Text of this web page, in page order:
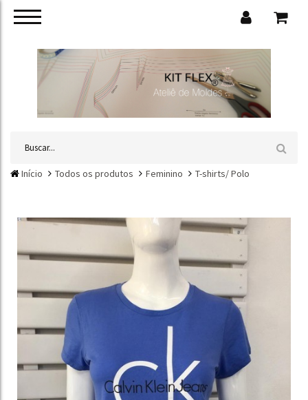
Início Todos os produtos Feminino T-shirts/ Polo